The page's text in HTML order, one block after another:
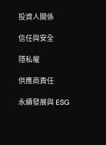
投資人關係
信任與安全
隱私權
供應商責任
永續發展與 ESG